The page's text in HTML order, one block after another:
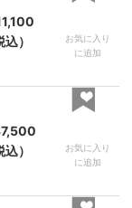
込）
お気に入り
に追加
込）
お気に入り
に追加